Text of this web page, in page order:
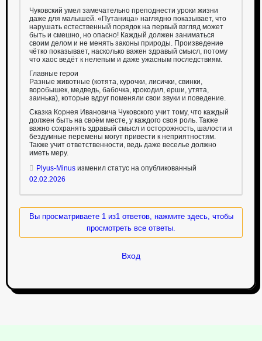
Чуковский умел замечательно преподнести уроки жизни
даже для малышей. «Путаница» наглядно показывает, что
нарушать естественный порядок на первый взгляд может
быть и смешно, но опасно! Каждый должен заниматься
своим делом и не менять законы природы. Произведение
чётко показывает, насколько важен здравый смысл, потому
что хаос ведёт к нелепым и даже ужасным последствиям.
Главные герои
Разные животные (котята, курочки, лисички, свинки,
воробышек, медведь, бабочка, крокодил, ерши, утята,
заинька), которые вдруг поменяли свои звуки и поведение.
Сказка Корнея Ивановича Чуковского учит тому, что каждый
должен быть на своём месте, у каждого своя роль. Также
важно сохранять здравый смысл и осторожность, шалости и
бездумные перемены могут привести к неприятностям.
Также учит ответственности, ведь даже веселье должно
иметь меру.
Plyus-Minusизменил статус на опубликованный
02.02.2026
Вы просматриваете 1 из1 ответов, нажмите здесь, чтобы
просмотреть все ответы.
Вход